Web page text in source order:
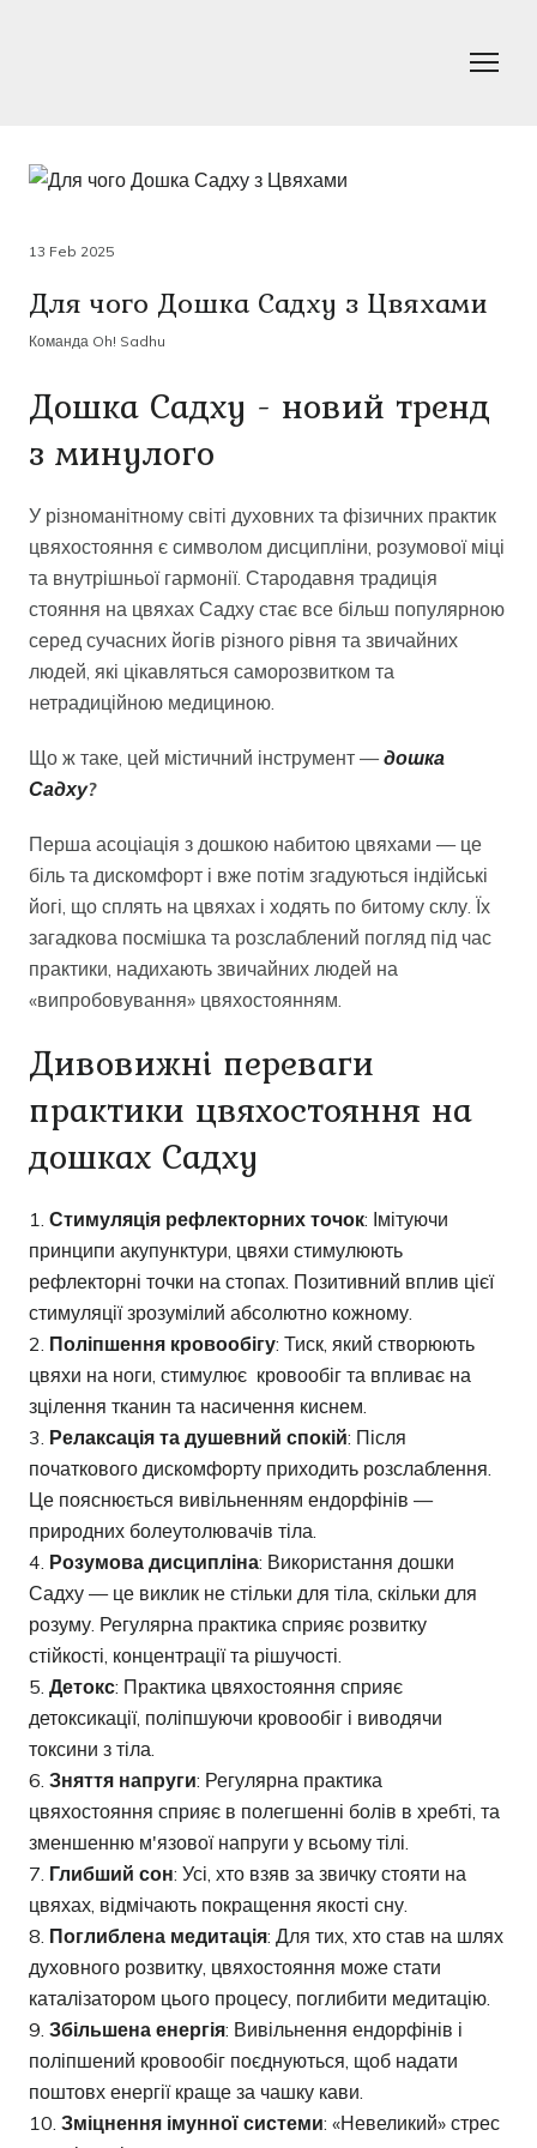
13 Feb 2025
Для чого Дошка Садху з Цвяхами
Команда Oh! Sadhu
Дошка Садху - новий тренд
з минулого
У різноманітному світі духовних та фізичних практик
цвяхостояння є символом дисципліни, розумової міці
та внутрішньої гармонії. Стародавня традиція
стояння на цвяхах Садху стає все більш популярною
серед сучасних йогів різного рівня та звичайних
людей, які цікавляться саморозвитком та
нетрадиційною медициною.
Що ж таке, цей містичний інструмент — дошка
Садху?
Перша асоціація з дошкою набитою цвяхами — це
біль та дискомфорт і вже потім згадуються індійські
йогі, що сплять на цвяхах і ходять по битому склу. Їх
загадкова посмішка та розслаблений погляд під час
практики, надихають звичайних людей на
«випробовування» цвяхостоянням.
Дивовижні переваги
практики цвяхостояння на
дошках Садху
Стимуляція рефлекторних точок: Імітуючи
принципи акупунктури, цвяхи стимулюють
рефлекторні точки на стопах. Позитивний вплив цієї
стимуляції зрозумілий абсолютно кожному.
Поліпшення кровообігу: Тиск, який створюють
цвяхи на ноги, стимулює кровообіг та впливає на
зцілення тканин та насичення киснем.
Релаксація та душевний спокій: Після
початкового дискомфорту приходить розслаблення.
Це пояснюється вивільненням ендорфінів —
природних болеутолювачів тіла.
Розумова дисципліна: Використання дошки
Садху — це виклик не стільки для тіла, скільки для
розуму. Регулярна практика сприяє розвитку
стійкості, концентрації та рішучості.
Детокс: Практика цвяхостояння сприяє
детоксикації, поліпшуючи кровообіг і виводячи
токсини з тіла.
Зняття напруги: Регулярна практика
цвяхостояння сприяє в полегшенні болів в хребті, та
зменшенню м'язової напруги у всьому тілі.
Глибший сон: Усі, хто взяв за звичку стояти на
цвяхах, відмічають покращення якості сну.
Поглиблена медитація: Для тих, хто став на шлях
духовного розвитку, цвяхостояння може стати
каталізатором цього процесу, поглибити медитацію.
Збільшена енергія: Вивільнення ендорфінів і
поліпшений кровообіг поєднуються, щоб надати
поштовх енергії краще за чашку кави.
Зміцнення імунної системи: «Невеликий» стрес